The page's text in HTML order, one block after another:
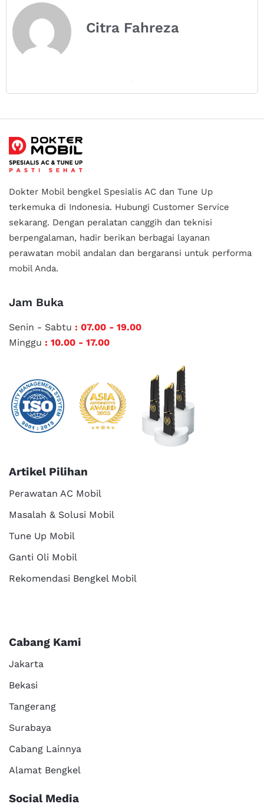
Citra Fahreza
Dokter Mobil bengkel Spesialis AC dan Tune Up
terkemuka di Indonesia. Hubungi Customer Service
sekarang. Dengan peralatan canggih dan teknisi
berpengalaman, hadir berikan berbagai layanan
perawatan mobil andalan dan bergaransi untuk performa
mobil Anda.
Jam Buka
Senin - Sabtu : 07.00 - 19.00
Minggu : 10.00 - 17.00
Artikel Pilihan
Perawatan AC Mobil
Masalah & Solusi Mobil
Tune Up Mobil
Ganti Oli Mobil
Rekomendasi Bengkel Mobil
Cabang Kami
Jakarta
Bekasi
Tangerang
Surabaya
Cabang Lainnya
Alamat Bengkel
Social Media